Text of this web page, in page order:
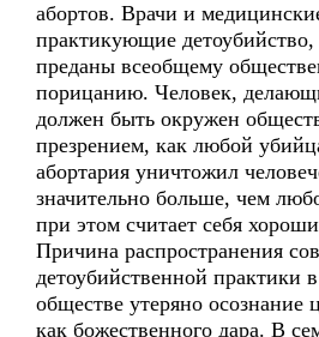
абортов. Врачи и
практикующие
преданы всеобщему
порицанию. Человек,
должен быть окружен
презрением, как любой
абортария уничтожил
значительно больше, чем
при этом считает себя
Причина распространения
детоубийственной практики
обществе утеряно осознание
как божественного дара. В